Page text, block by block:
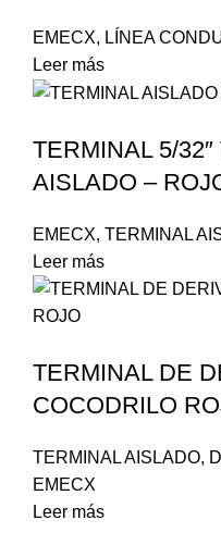
EMECX, LÍNEA
Leer más
TERMINAL 5/
AISLADO –
EMECX, TERMINAL
Leer más
TERMINAL DE
COCODRILO
TERMINAL AISLADO,
EMECX
Leer más